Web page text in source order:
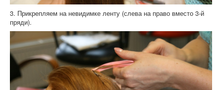
3. Прикрепляем на невидимке ленту (слева на право вместо 3-й
пряди).